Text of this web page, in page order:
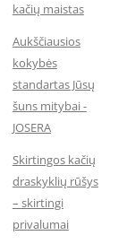
kačių maistas
Aukščiausios
kokybės
standartas Jūsų
šuns mitybai -
JOSERA
Skirtingos kačių
draskyklių rūšys
– skirtingi
privalumai